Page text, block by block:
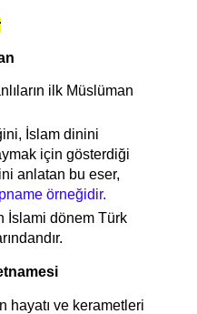
ilk Müslüman
İslam dinini
için gösterdiği
anlatan bu eser,
örneğidir.
İslami dönem Türk
hayatı ve kerametleri